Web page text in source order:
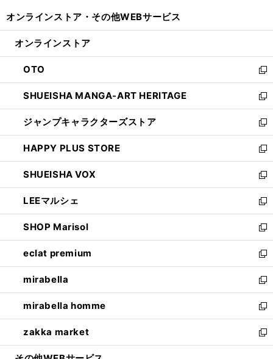
開
ン
ウ
で
開
く
ウ
ン
ド
ウ
で
開
く
オンラインストア・ その他WEBサービス
オンラインストア
OTO
新
し
い
ウ
ィ
ン
ド
ウ
で
開
く
SHUEISHA MANGA-ART HERITAGE
新
し
い
ウ
ィ
ン
ド
ウ
で
開
く
ジャンプキャラクターズストア
新
し
い
ウ
ィ
ン
ド
ウ
で
開
く
HAPPY PLUS STORE
新
し
い
ウ
ィ
ン
ド
ウ
で
開
く
SHUEISHA VOX
新
し
い
ウ
ィ
ン
ド
ウ
で
開
く
LEEマルシェ
新
し
い
ウ
ィ
ン
ド
ウ
で
開
く
SHOP Marisol
新
し
い
ウ
ィ
ン
ド
ウ
で
開
eclat premium
新
し
い
ウ
ィ
ン
ド
ウ
mirabella
新
し
い
ウ
ィ
ン
mirabella homme
新
し
い
ウ
zakka market
新
し